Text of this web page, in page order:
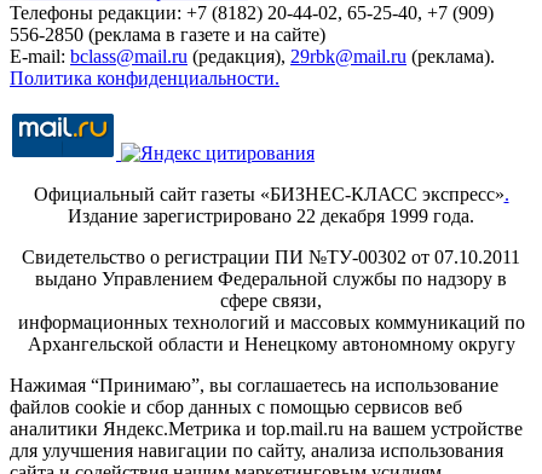
Телефоны редакции: +7 (8182) 20-44-02, 65-25-40, +7 (909)
556-2850 (реклама в газете и на сайте)
E-mail: bclass@mail.ru (редакция), 29rbk@mail.ru (реклама).
Политика конфиденциальности.
Официальный сайт газеты «БИЗНЕС-КЛАСС экспресс».
Издание зарегистрировано 22 декабря 1999 года.
Свидетельство о регистрации ПИ №ТУ-00302 от 07.10.2011
выдано Управлением Федеральной службы по надзору в
сфере связи,
информационных технологий и массовых коммуникаций по
Архангельской области и Ненецкому автономному округу
Нажимая “Принимаю”, вы соглашаетесь на использование
файлов cookie и сбор данных с помощью сервисов веб
аналитики Яндекс.Метрика и top.mail.ru на вашем устройстве
для улучшения навигации по сайту, анализа использования